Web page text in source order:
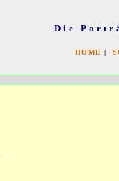
Die
HOME |